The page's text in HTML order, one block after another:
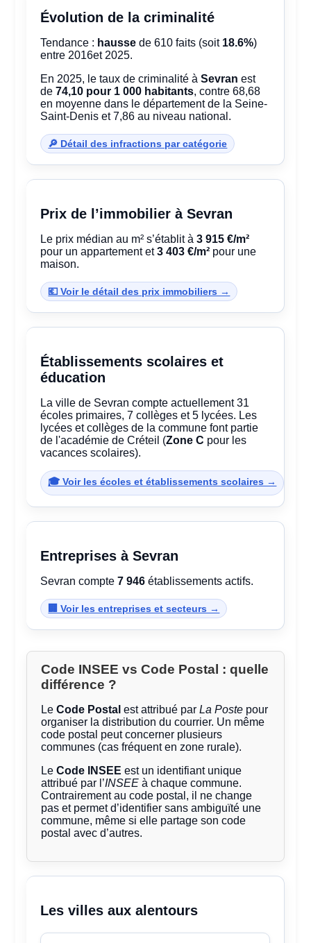
Évolution de la criminalité
Tendance : hausse de 610 faits (soit 18.6%)
entre 2016et 2025.
En 2025, le taux de criminalité àSevran est
de74,10 pour 1 000 habitants, contre 68,68
en moyenne dans le département de la Seine-
Saint-Denis et 7,86 au niveau national.
🔎 Détail des infractions par catégorie
Prix de l’immobilier à Sevran
Le prix médian au m² s’établit à3 915 €/m²
pour un appartement et3 403 €/m² pour une
maison.
💶 Voir le détail des prix immobiliers →
Établissements scolaires et
éducation
La ville de Sevran compte actuellement 31
écoles primaires, 7 collèges et 5 lycées. Les
lycées et collèges de la commune font partie
de l'académie de Créteil (Zone C pour les
vacances scolaires).
🎓 Voir les écoles et établissements scolaires →
Entreprises à Sevran
Sevran compte7 946 établissements actifs.
🏢 Voir les entreprises et secteurs →
Code INSEE vs Code Postal : quelle
différence ?
LeCode Postal est attribué parLa Poste pour
organiser la distribution du courrier. Un même
code postal peut concerner plusieurs
communes (cas fréquent en zone rurale).
LeCode INSEE est un identifiant unique
attribué par l’INSEE à chaque commune.
Contrairement au code postal, il ne change
pas et permet d’identifier sans ambiguïté une
commune, même si elle partage son code
postal avec d’autres.
Les villes aux alentours